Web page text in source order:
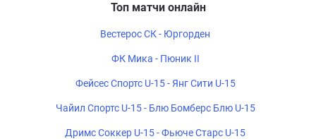
Топ матчи онлайн
Вестерос СК - Юргорден
ФК Мика - Пюник II
Фейсес Спортс U-15 - Янг Сити U-15
Чайил Спортс U-15 - Блю Бомберс Блю U-15
Дримс Соккер U-15 - Фьюче Старс U-15